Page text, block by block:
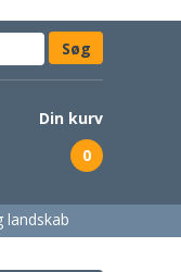
Din kurv
0
landskab